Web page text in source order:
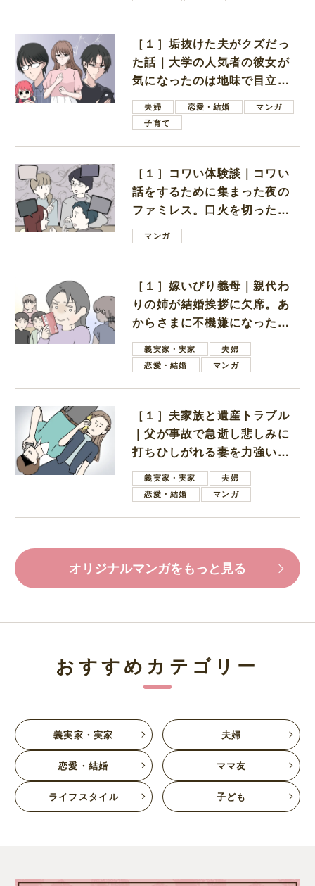
［１］垢抜けた夫がクズだっ
た話｜大学の人気者の彼女が
気になったのは地味で目立た
ない男子学生
夫婦 恋愛・結婚
マンガ
子育て
［１］コワい体験談｜コワい
話をするために集まった夜の
ファミレス。口火を切ったの
は電車好きの男の子ママ
マンガ
［１］嫁いびり義母｜親代わ
りの姉が結婚挨拶に欠席。あ
からさまに不機嫌になった義
母義実家・実家
夫婦
恋愛・結婚
マンガ
［１］夫家族と遺産トラブル
｜父が事故で急逝し悲しみに
打ちひしがれる妻を力強い言
葉で励ます夫
義実家・実家
夫婦
恋愛・結婚
マンガ
オリジナルマンガをもっと見る
おすすめカテゴリー
義実家・実家 夫婦
恋愛・結婚 ママ友
ライフスタイル 子ども